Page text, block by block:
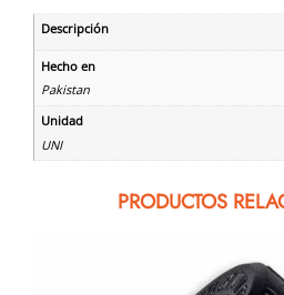
Descripción
Hecho en
Pakistan
Unidad
UNI
PRODUCTOS